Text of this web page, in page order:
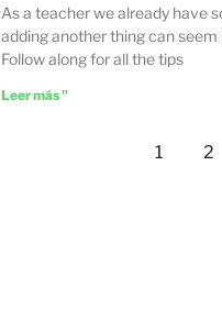
As a teacher we already have
adding another thing can seem
Follow along for all the tips
Leer más "
1 2